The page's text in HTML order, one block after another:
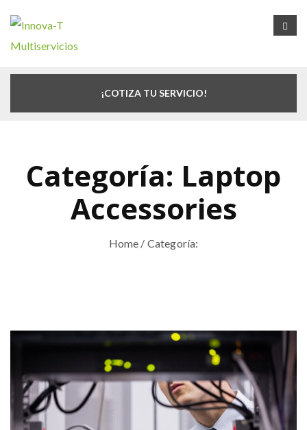
¡COTIZA TU SERVICIO!
Categoría: Laptop
Accessories
Home / Categoría: